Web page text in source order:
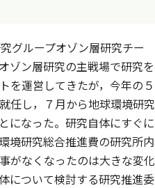
グループオゾン層研究チー
ゾン層研究の主戦場で研究を
を運営してきたが，今年の５
任し，７月から地球環境研究
になった。研究自体にすぐに
境研究総合推進費の研究所内
がなくなったのは大きな変化
について検討する研究推進委